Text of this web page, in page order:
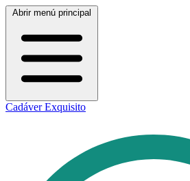
Abrir menú principal
Cadáver Exquisito